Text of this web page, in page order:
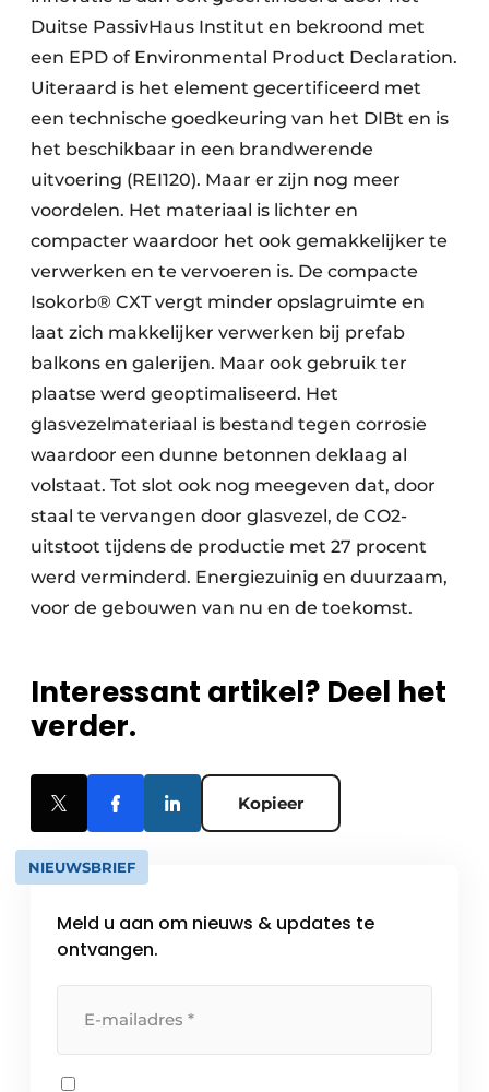
Duitse PassivHaus Institut en bekroond met
een EPD of Environmental Product Declaration.
Uiteraard is het element gecertificeerd met
een technische goedkeuring van het DIBt en is
het beschikbaar in een brandwerende
uitvoering (REI120). Maar er zijn nog meer
voordelen. Het materiaal is lichter en
compacter waardoor het ook gemakkelijker te
verwerken en te vervoeren is. De compacte
Isokorb® CXT vergt minder opslagruimte en
laat zich makkelijker verwerken bij prefab
balkons en galerijen. Maar ook gebruik ter
plaatse werd geoptimaliseerd. Het
glasvezelmateriaal is bestand tegen corrosie
waardoor een dunne betonnen deklaag al
volstaat. Tot slot ook nog meegeven dat, door
staal te vervangen door glasvezel, de CO2-
uitstoot tijdens de productie met 27 procent
werd verminderd. Energiezuinig en duurzaam,
voor de gebouwen van nu en de toekomst.
Interessant artikel? Deel het
verder.
Kopieer
NIEUWSBRIEF
Meld u aan om nieuws & updates te
ontvangen.